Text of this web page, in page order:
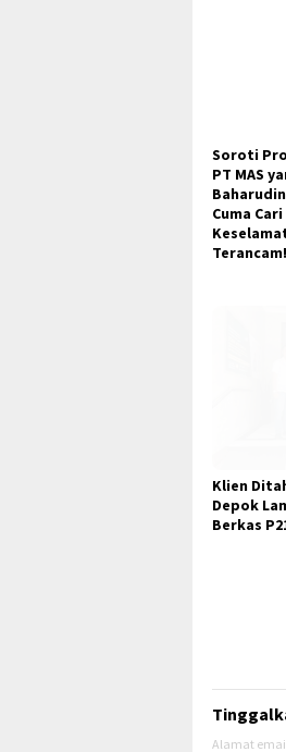
Soroti